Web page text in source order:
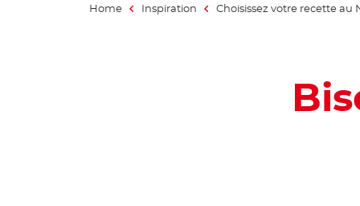
Home Inspiration Choisissez votre recette au